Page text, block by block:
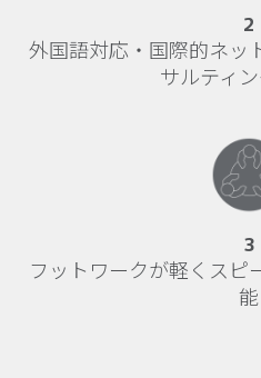
2
外国語対応・国際的ネッ
サルティ
3
フットワークが軽くスピ
能